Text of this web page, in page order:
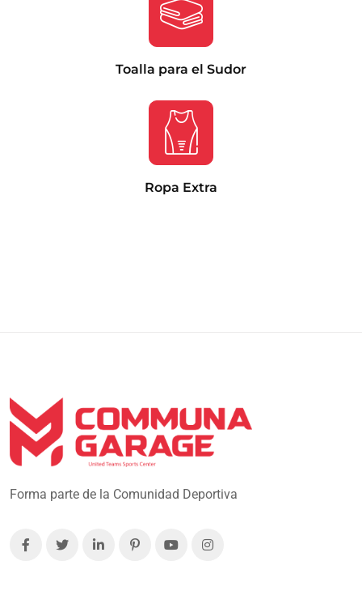
Toalla para el Sudor
Ropa Extra
Forma parte de la Comunidad Deportiva